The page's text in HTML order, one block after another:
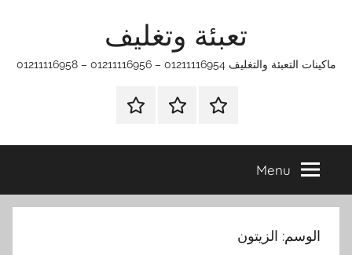
تعبئة وتغليف
ماكينات التعبئة والتغليف 01211116954 – 01211116956 – 01211116958
الرئيسيةماكينات
وتغليف
اتـصـل
في
التي
Menu
الوسم: الزيتون